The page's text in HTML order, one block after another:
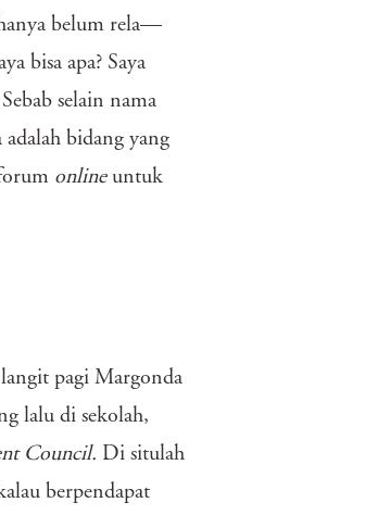
belum rela—
bisa apa? Saya
selain nama
bidang yang
onlineuntuk
pagi Margonda
lalu di sekolah,
Council. Di situlah
berpendapat